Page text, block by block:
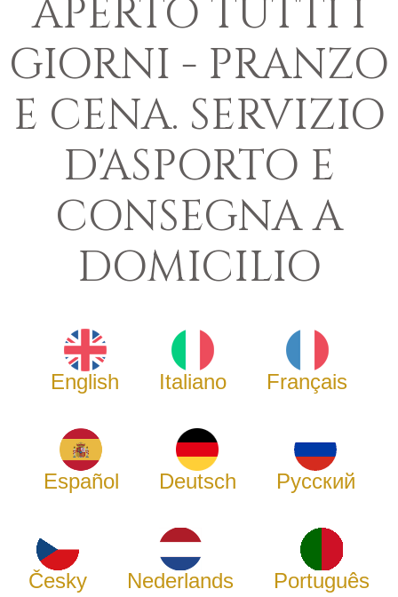
APERTO TUTTI I
GIORNI - PRANZO
E CENA. SERVIZIO
D'ASPORTO E
CONSEGNA A
DOMICILIO
English Italiano Français
Español Deutsch Русский
Česky Nederlands Português